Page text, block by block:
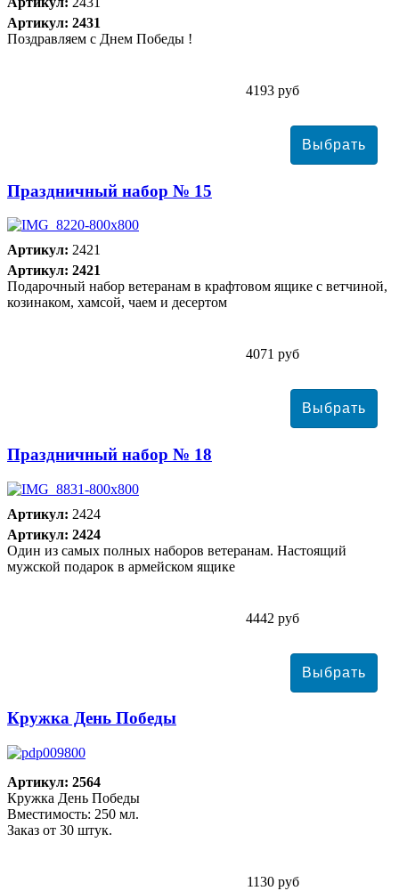
Артикул: 2431
Поздравляем с Днем Победы !
4193 руб
Праздничный набор № 15
Артикул: 2421
Артикул: 2421
Подарочный набор ветеранам в крафтовом ящике с ветчиной,
козинаком, хамсой, чаем и десертом
4071 руб
Праздничный набор № 18
Артикул: 2424
Артикул: 2424
Один из самых полных наборов ветеранам. Настоящий
мужской подарок в армейском ящике
4442 руб
Кружка День Победы
Артикул: 2564
Кружка День Победы
Вместимость: 250 мл.
Заказ от 30 штук.
1130 руб